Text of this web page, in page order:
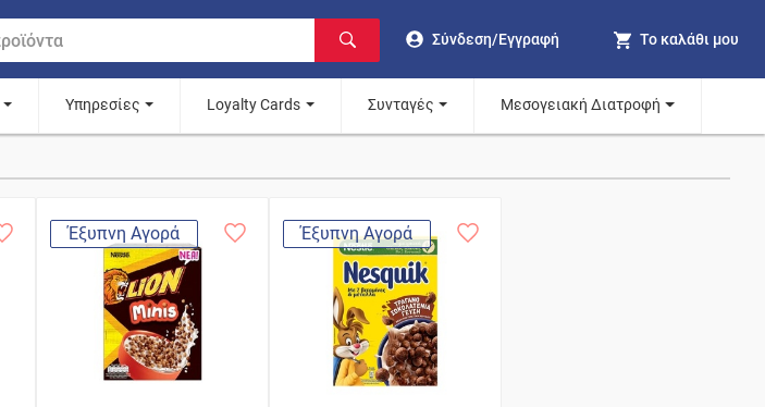
Σύνδεση/Εγγραφή Το καλάθι μου
Υπηρεσίες Loyalty Cards Συνταγές Μεσογειακή Διατροφή
Έξυπνη Αγορά Έξυπνη Αγορά